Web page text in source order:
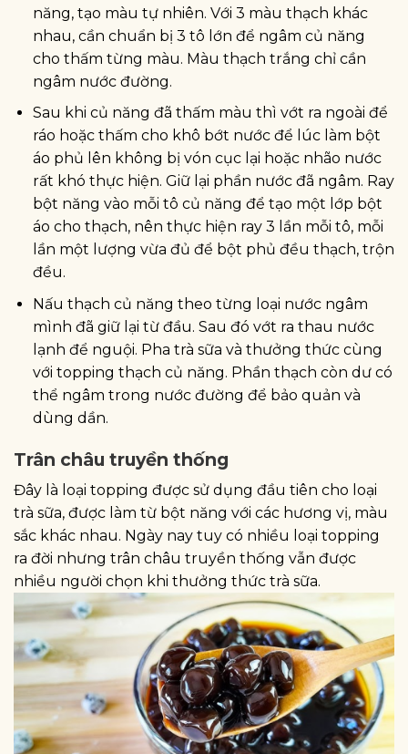
năng, tạo màu tự nhiên. Với 3 màu thạch khác
nhau, cần chuẩn bị 3 tô lớn để ngâm củ năng
cho thấm từng màu. Màu thạch trắng chỉ cần
ngâm nước đường.
Sau khi củ năng đã thấm màu thì vớt ra ngoài để
ráo hoặc thấm cho khô bớt nước để lúc làm bột
áo phủ lên không bị vón cục lại hoặc nhão nước
rất khó thực hiện. Giữ lại phần nước đã ngâm. Ray
bột năng vào mỗi tô củ năng để tạo một lớp bột
áo cho thạch, nên thực hiện ray 3 lần mỗi tô, mỗi
lần một lượng vừa đủ để bột phủ đều thạch, trộn
đều.
Nấu thạch củ năng theo từng loại nước ngâm
mình đã giữ lại từ đầu. Sau đó vớt ra thau nước
lạnh để nguội. Pha trà sữa và thưởng thức cùng
với topping thạch củ năng. Phần thạch còn dư có
thể ngâm trong nước đường để bảo quản và
dùng dần.
Trân châu truyền thống
Đây là loại topping được sử dụng đầu tiên cho loại
trà sữa, được làm từ bột năng với các hương vị, màu
sắc khác nhau. Ngày nay tuy có nhiều loại topping
ra đời nhưng trân châu truyền thống vẫn được
nhiều người chọn khi thưởng thức trà sữa.